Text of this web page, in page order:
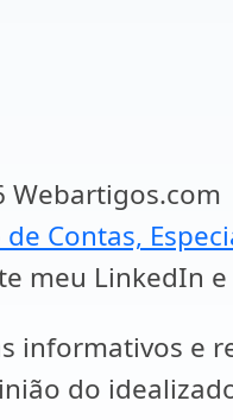
Webartigos.com
Contas,
meu LinkedIn
informativos e
do